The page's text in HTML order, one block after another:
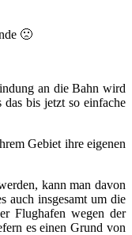
🙁
an die Bahn wird
bis jetzt so einfache
Gebiet ihre eigenen
kann man davon
auch insgesamt um die
Flughafen wegen der
es einen Grund von